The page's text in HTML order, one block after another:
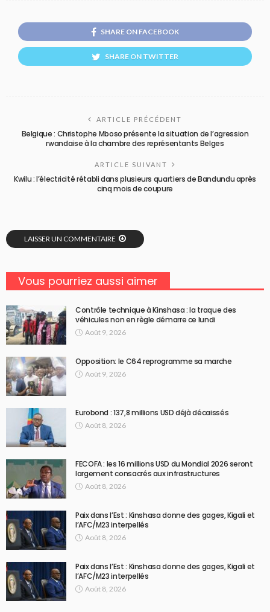
SHARE ON FACEBOOK
SHARE ON TWITTER
ARTICLE PRÉCÉDENT
Belgique : Christophe Mboso présente la situation de l’agression
rwandaise à la chambre des représentants Belges
ARTICLE SUIVANT
Kwilu : l’électricité rétabli dans plusieurs quartiers de Bandundu après
cinq mois de coupure
LAISSER UN COMMENTAIRE
Vous pourriez aussi aimer
Contrôle technique à Kinshasa : la traque des
véhicules non en règle démarre ce lundi
Août 9, 2026
Opposition: le C64 reprogramme sa marche
Août 9, 2026
Eurobond : 137,8 millions USD déjà décaissés
Août 8, 2026
FECOFA : les 16 millions USD du Mondial 2026 seront
largement consacrés aux infrastructures
Août 8, 2026
Paix dans l’Est : Kinshasa donne des gages, Kigali et
l’AFC/M23 interpellés
Août 8, 2026
Paix dans l’Est : Kinshasa donne des gages, Kigali et
l’AFC/M23 interpellés
Août 8, 2026